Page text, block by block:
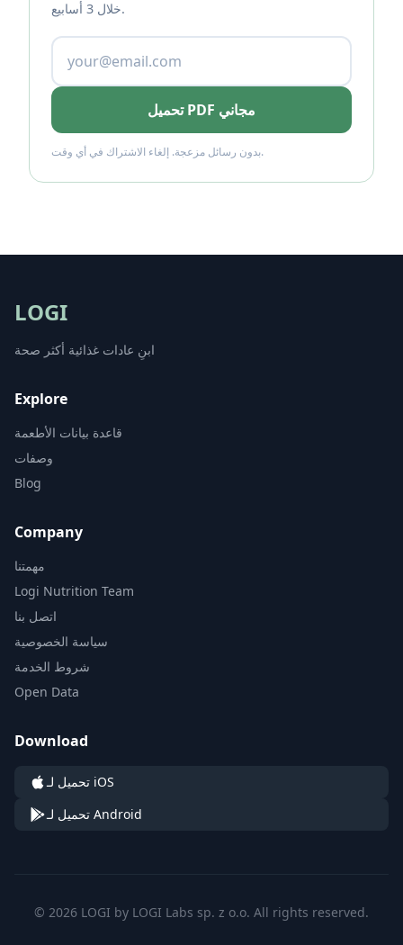
خلال 3 أسابيع.
تحميل PDF مجاني
بدون رسائل مزعجة. إلغاء الاشتراك في أي وقت.
LOGI
ابنِ عادات غذائية أكثر صحة
Explore
قاعدة بيانات الأطعمة
وصفات
Blog
Company
مهمتنا
Logi Nutrition Team
اتصل بنا
سياسة الخصوصية
شروط الخدمة
Open Data
Download
تحميل لـ iOS
تحميل لـ Android
© 2026 LOGI by LOGI Labs sp. z o.o. All rights reserved.